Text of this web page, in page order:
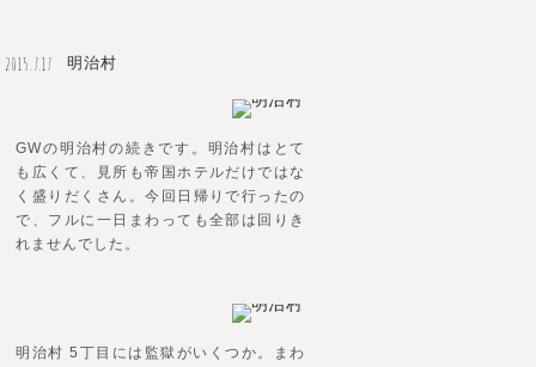
2015.7.17 明治村
GWの明治村の続きです。明治村はとて
も広くて、見所も帝国ホテルだけではな
く盛りだくさん。今回日帰りで行ったの
で、フルに一日まわっても全部は回りき
れませんでした。
明治村 5丁目には監獄がいくつか。まわ